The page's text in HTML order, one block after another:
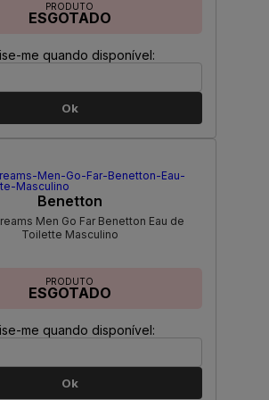
PRODUTO
ESGOTADO
me quando disponível:
Ok
Benetton
Men Go Far Benetton Eau de
Toilette Masculino
PRODUTO
ESGOTADO
me quando disponível:
Ok